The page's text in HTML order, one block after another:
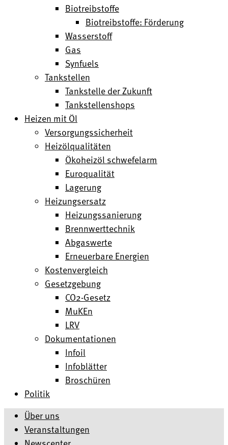
Biotreibstoffe
Biotreibstoffe: Förderung
Wasserstoff
Gas
Synfuels
Tankstellen
Tankstelle der Zukunft
Tankstellenshops
Heizen mit Öl
Versorgungssicherheit
Heizölqualitäten
Ökoheizöl schwefelarm
Euroqualität
Lagerung
Heizungsersatz
Heizungssanierung
Brennwerttechnik
Abgaswerte
Erneuerbare Energien
Kostenvergleich
Gesetzgebung
CO2-Gesetz
MuKEn
LRV
Dokumentationen
Infoil
Infoblätter
Broschüren
Politik
Über uns
Veranstaltungen